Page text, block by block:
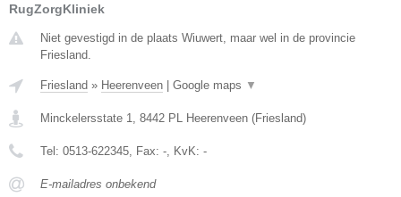
RugZorgKliniek
Niet gevestigd in de plaats Wiuwert, maar wel in de provincie
Friesland.
Friesland » Heerenveen Google maps ▼
Minckelersstate 1, 8442 PL Heerenveen (Friesland)
Tel: 0513-622345, Fax: -, KvK: -
E-mailadres onbekend